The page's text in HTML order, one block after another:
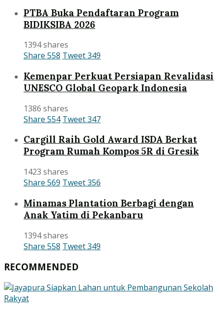
PTBA Buka Pendaftaran Program
BIDIKSIBA 2026
1394 shares
Share 558 Tweet349
Kemenpar Perkuat Persiapan Revalidasi
UNESCO Global Geopark Indonesia
1386 shares
Share 554 Tweet347
Cargill Raih Gold Award ISDA Berkat
Program Rumah Kompos 5R di Gresik
1423 shares
Share 569 Tweet356
Minamas Plantation Berbagi dengan
Anak Yatim di Pekanbaru
1394 shares
Share 558 Tweet349
RECOMMENDED